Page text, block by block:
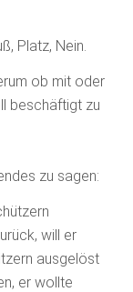
Platz, Nein.
ob mit oder
beschäftigt zu
zu sagen:
will er
ausgelöst
er wollte